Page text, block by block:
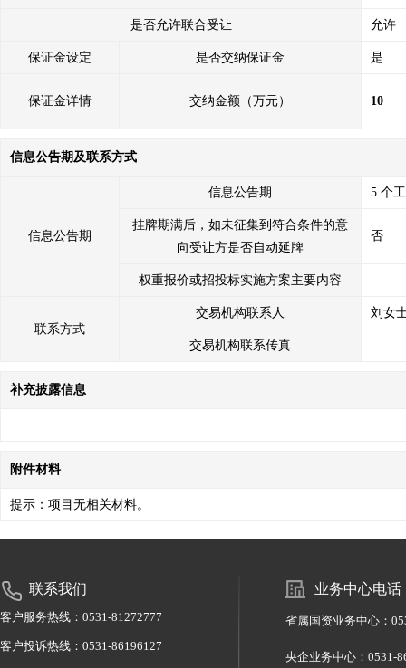
是否允许联合受让 允许
保证金设定 是否交纳保证金 是
保证金详情 交纳金额（万元） 10
信息公告期及联系方式
信息公告期
信息公告期 5 个
挂牌期满后，如未征集到符合条件的意
向受让方是否自动延牌
否
权重报价或招投标实施方案主要内容
联系方式
交易机构联系人 刘女
交易机构联系传真
补充披露信息
附件材料
提示：项目无相关材料。
联系我们
客户服务热线：0531-81272777
客户投诉热线：0531-86196127
业务中心电话
省属国资业务中心：
央企业务中心：